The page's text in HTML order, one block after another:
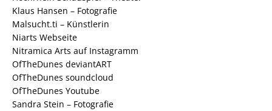
Klaus Hansen – Fotografie
Malsucht.ti – Künstlerin
Niarts Webseite
Nitramica Arts auf Instagramm
OfTheDunes deviantART
OfTheDunes soundcloud
OfTheDunes Youtube
Sandra Stein – Fotografie